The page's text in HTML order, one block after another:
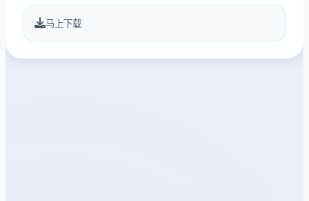
马上下载